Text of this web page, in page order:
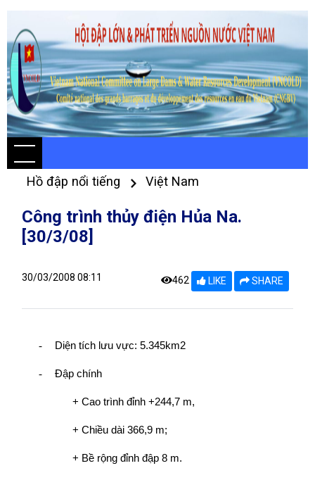
Hồ đập nổi tiếng Việt Nam
Công trình thủy điện Hủa Na.
[30/3/08]
30/03/2008 08:11 462 LIKE SHARE
- Diện tích lưu vực: 5.345km2
- Đập chính
+ Cao trình đỉnh +244,7 m,
+ Chiều dài 366,9 m;
+ Bề rộng đỉnh đập 8 m.